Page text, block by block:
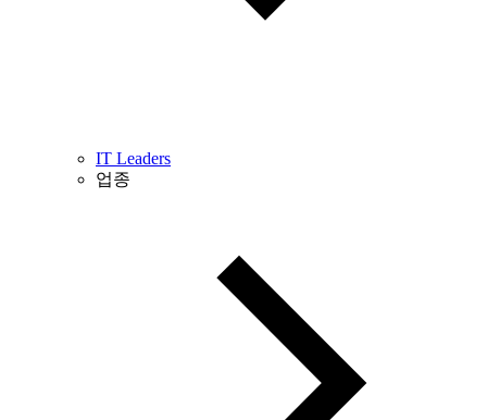
IT Leaders
업종